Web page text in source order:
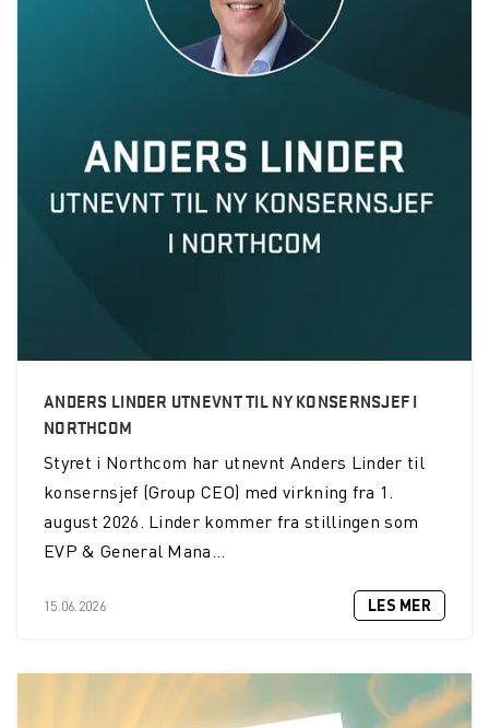
ANDERS LINDER UTNEVNT TIL NY KONSERNSJEF I
NORTHCOM
Styret i Northcom har utnevnt Anders Linder til
konsernsjef (Group CEO) med virkning fra 1.
august 2026. Linder kommer fra stillingen som
EVP & General Mana...
15.06.2026 LES MER